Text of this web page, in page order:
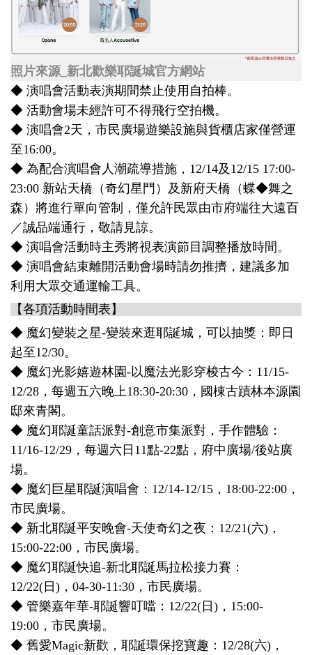
照片來源_新北歡樂耶誕城官方網站
◆ 演唱會活動表演期間禁止使用自拍棒。
◆ 活動會場未經許可不得飛行空拍機。
◆ 演唱會2天，市民廣場遊樂設施與貨櫃店家僅營運
至16:00。
◆ 為配合演唱會人潮疏導措施，12/14及12/15 17:00-
23:00 新站天橋（奇幻星門）及新府天橋（蝶◆舞之
森）將進行單向管制，僅允許民眾由市府端往大遠百
／誠品端通行，敬請見諒。
◆ 演唱會活動時主秀將視表演節目調整播放時間。
◆ 演唱會結束離開活動會場時請勿推擠，建議多加
利用大眾交通運輸工具。
【各項活動時間表】
◆ 魔幻變裝之星-變裝來逛耶誕城，可以抽獎：即日
起至12/30。
◆ 魔幻光影嬉遊林園-以魔法光影穿梭古今：11/15-
12/28，每週五六晚上18:30-20:30，國棟古蹟林本源園
邸來青閣。
◆ 魔幻耶誕童話派對-創意市集派對，手作體驗：
11/16-12/29，每週六日11點-22點，府中廣場/後站廣
場。
◆ 魔幻巨星耶誕演唱會：12/14-12/15，18:00-22:00，
市民廣場。
◆ 新北耶誕平安晚會-天使奇幻之夜：12/21(六)，
15:00-22:00，市民廣場。
◆ 魔幻耶誕快追-新北耶誕馬拉松接力賽：
12/22(日)，04-30-11:30，市民廣場。
◆ 管樂嘉年華-耶誕響叮噹：12/22(日)，15:00-
19:00，市民廣場。
◆ 舊愛Magic新歡，耶誕環保挖寶趣：12/28(六)，